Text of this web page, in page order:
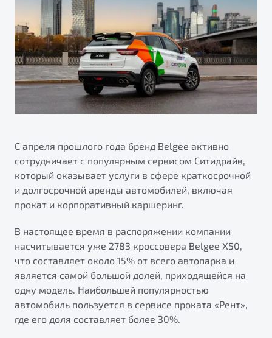
Яркий кроссовер
от 2 219 990 ₽*
В наличии
Элегантный и практичный седан
от 1 699 990 ₽*
Обзор В наличии
Автокредит
Трейд-ин
Страхование
Расчет КАСКО
Узнайте о специальных выгодах при покупке
автомобиля Belgee
Подробно
ПОДДЕРЖКА
Гарантия Belgee
Belgee Линк
Belgee Клуб
Клиентская поддержка
Помощь на дорогах
О дилерском центре
Правовая информация
С апреля прошлого года бренд Belgee активно
сотрудничает с популярным сервисом Ситидрайв,
который оказывает услуги в сфере краткосрочной
и долгосрочной аренды автомобилей, включая
прокат и корпоративный каршеринг.
В настоящее время в распоряжении компании
насчитывается уже 2783 кроссовера Belgee X50,
что составляет около 15% от всего автопарка и
является самой большой долей, приходящейся на
одну модель. Наибольшей популярностью
автомобиль пользуется в сервисе проката «Рент»,
где его доля составляет более 30%.